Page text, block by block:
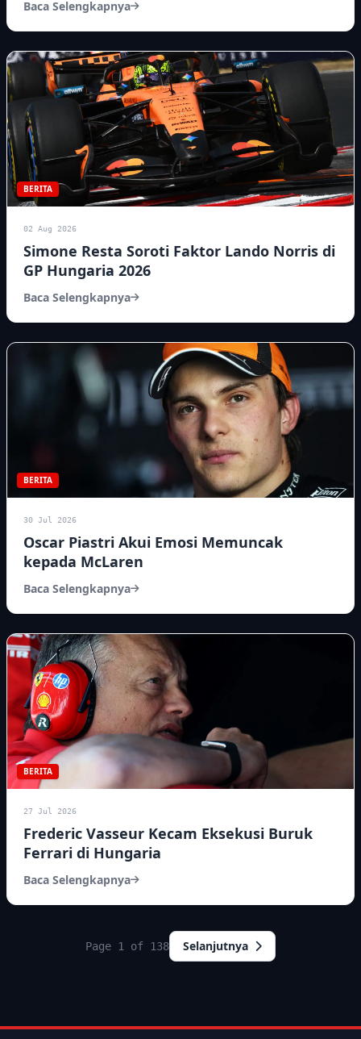
Baca Selengkapnya
BERITA
02 Aug 2026
Simone Resta Soroti Faktor Lando Norris di
GP Hungaria 2026
Baca Selengkapnya
BERITA
30 Jul 2026
Oscar Piastri Akui Emosi Memuncak
kepada McLaren
Baca Selengkapnya
BERITA
27 Jul 2026
Frederic Vasseur Kecam Eksekusi Buruk
Ferrari di Hungaria
Baca Selengkapnya
Page 1 of 138 Selanjutnya